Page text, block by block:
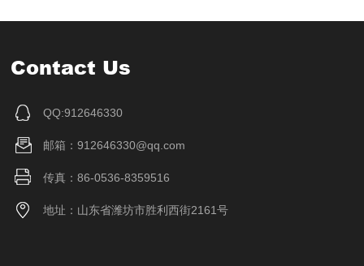
Contact Us
QQ:912646330
邮箱：912646330@qq.com
传真：86-0536-8359516
地址：山东省潍坊市胜利西街2161号